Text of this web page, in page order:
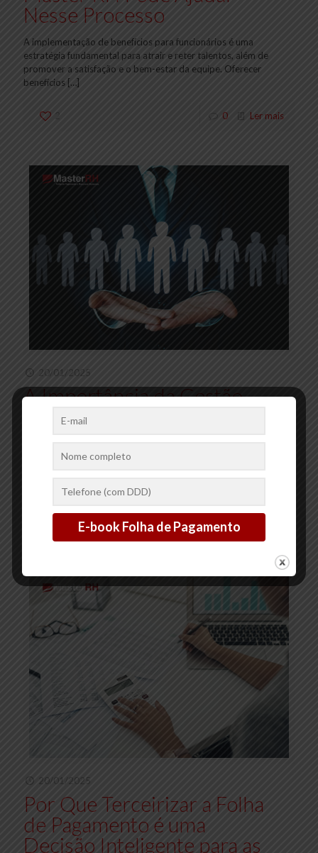
Nesse Processo
A implementação de benefícios para funcionários é uma
estratégia fundamental para atrair e reter talentos, além de
promover a satisfação e o bem-estar da equipe. Oferecer
benefícios […]
2 0 Ler mais
20/01/2025
A Importância da Gestão
de Pessoas para o Sucesso
A gestão de pessoas é uma das áreas mais estratégicas dentro
Afinal, são os colaboradores[…]
0
20/01/2025
Por Que Terceirizar a Folha
de Pagamento é uma
Decisão Inteligente para as